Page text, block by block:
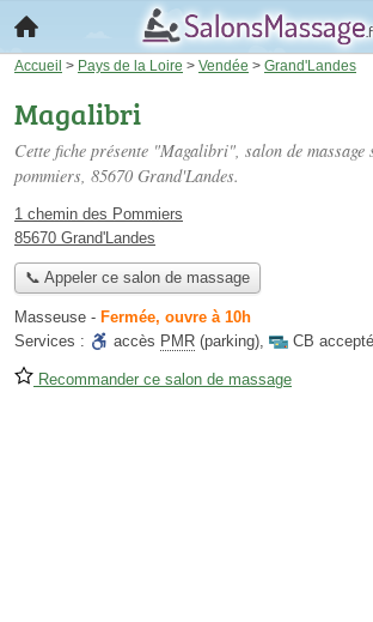
Accueil > Pays de la Loire > Vendée > Grand'Landes
Magalibri
Cette fiche présente "Magalibri", salon de massage
pommiers, 85670 Grand'Landes.
1 chemin des Pommiers
85670 Grand'Landes
📞 Appeler ce salon de massage
Masseuse - Fermée, ouvre à 10h
Services :
accès PMR (parking), CB
Recommander ce salon de massage